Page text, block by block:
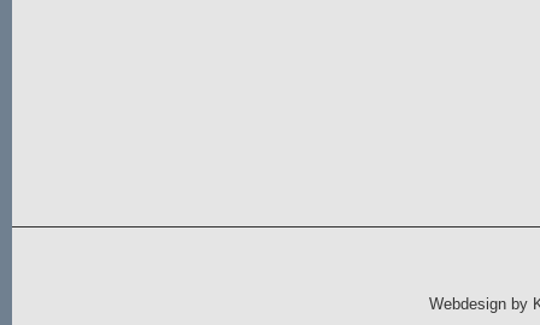
Webdesign by